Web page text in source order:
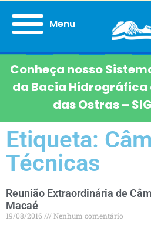
Menu
Conheça nosso
da Bacia Hidrográfica
das Ostras –
Etiqueta:
Técnicas
Reunião Extraordinária de
Macaé
19/08/2016
Nenhum comentário